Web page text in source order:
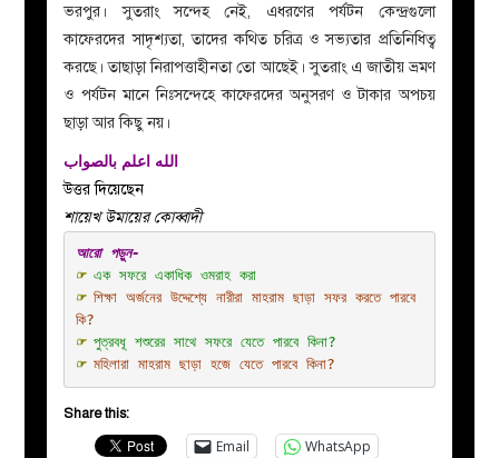
ভরপুর। সুতরাং সন্দেহ নেই, এধরণের পর্যটন কেন্দ্রগুলো
কাফেরদের সাদৃশ্যতা, তাদের কথিত চরিত্র ও সভ্যতার প্রতিনিধিত্ব
করছে। তাছাড়া নিরাপত্তাহীনতা তো আছেই। সুতরাং এ জাতীয় ভ্রমণ
ও পর্যটন মানে নিঃসন্দেহে কাফেরদের অনুসরণ ও টাকার অপচয়
ছাড়া আর কিছু নয়।
الله اعلم بالصواب
উত্তর দিয়েছেন
শায়েখ উমায়ের কোব্বাদী
☞ এক সফরে একাধিক ওমরাহ করা
☞ শিক্ষা অর্জনের উদ্দেশ্যে নারীরা মাহরাম ছাড়া সফর করতে পারবে
কি?
☞ পুত্রবধূ শশুরের সাথে সফরে যেতে পারবে কিনা?
☞ মহিলারা মাহরাম ছাড়া হজে যেতে পারবে কিনা?
Share this:
Email
WhatsApp